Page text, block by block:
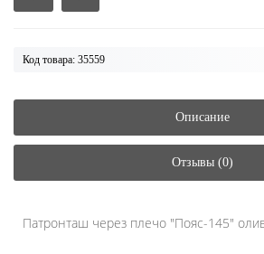
Код товара: 35559
Описание
Отзывы (0)
Патронташ через плечо "Пояс-145"